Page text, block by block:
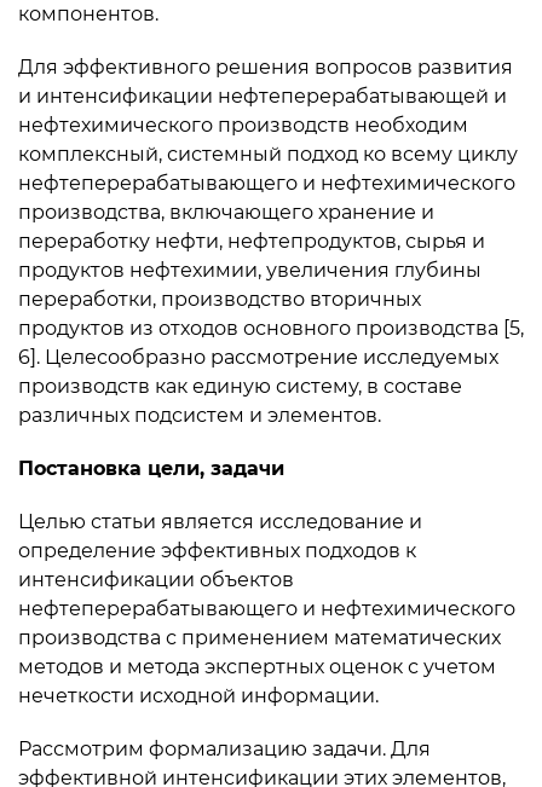
компонентов.
Для эффективного решения вопросов развития
и интенсификации нефтеперерабатывающей и
нефтехимического производств необходим
комплексный, системный подход ко всему циклу
нефтеперерабатывающего и нефтехимического
производства, включающего хранение и
переработку нефти, нефтепродуктов, сырья и
продуктов нефтехимии, увеличения глубины
переработки, производство вторичных
продуктов из отходов основного производства [5,
6]. Целесообразно рассмотрение исследуемых
производств как единую систему, в составе
различных подсистем и элементов.
Постановка цели, задачи
Целью статьи является исследование и
определение эффективных подходов к
интенсификации объектов
нефтеперерабатывающего и нефтехимического
производства с применением математических
методов и метода экспертных оценок с учетом
нечеткости исходной информации.
Рассмотрим формализацию задачи. Для
эффективной интенсификации этих элементов,